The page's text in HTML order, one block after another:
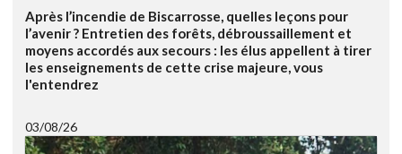
Après l’incendie de Biscarrosse, quelles leçons pour
l’avenir ? Entretien des forêts, débroussaillement et
moyens accordés aux secours : les élus appellent à tirer
les enseignements de cette crise majeure, vous
l'entendrez
03/08/26